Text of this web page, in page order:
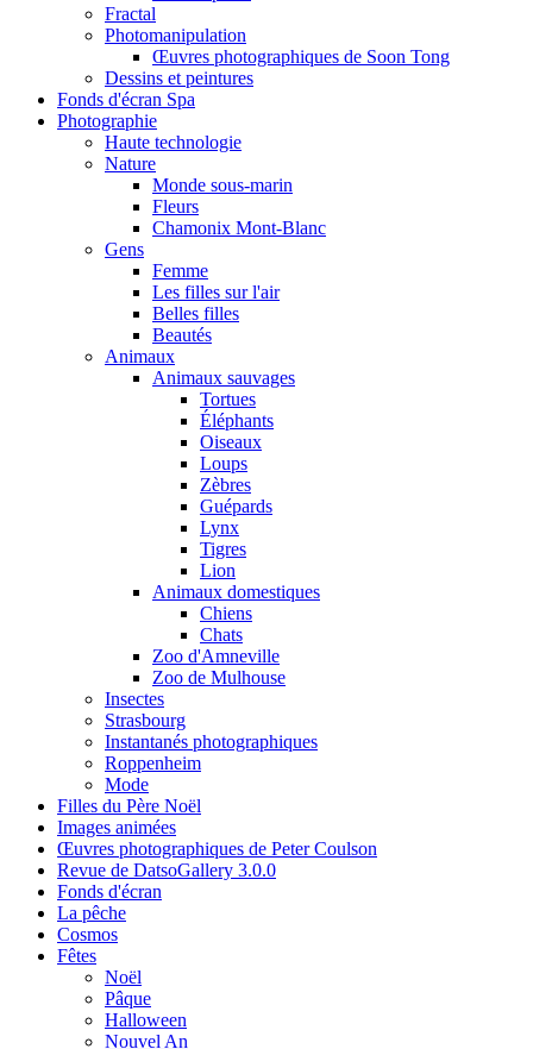
Fractal
Photomanipulation
Œuvres photographiques de Soon Tong
Dessins et peintures
Fonds d'écran Spa
Photographie
Haute technologie
Nature
Monde sous-marin
Fleurs
Chamonix Mont-Blanc
Gens
Femme
Les filles sur l'air
Belles filles
Beautés
Animaux
Animaux sauvages
Tortues
Éléphants
Oiseaux
Loups
Zèbres
Guépards
Lynx
Tigres
Lion
Animaux domestiques
Chiens
Chats
Zoo d'Amneville
Zoo de Mulhouse
Insectes
Strasbourg
Instantanés photographiques
Roppenheim
Mode
Filles du Père Noël
Images animées
Œuvres photographiques de Peter Coulson
Revue de DatsoGallery 3.0.0
Fonds d'écran
La pêche
Cosmos
Fêtes
Noël
Pâque
Halloween
Nouvel An